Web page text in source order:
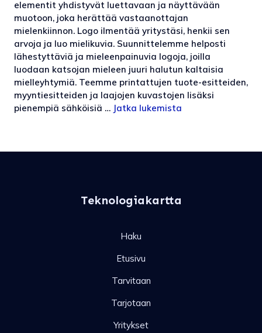
elementit yhdistyvät luettavaan ja näyttävään
muotoon, joka herättää vastaanottajan
mielenkiinnon. Logo ilmentää yritystäsi, henkii sen
arvoja ja luo mielikuvia. Suunnittelemme helposti
lähestyttäviä ja mieleenpainuvia logoja, joilla
luodaan katsojan mieleen juuri halutun kaltaisia
mielleyhtymiä. Teemme printattujen tuote-esitteiden,
myyntiesitteiden ja laajojen kuvastojen lisäksi
pienempiä sähköisiä … Jatka lukemista
Teknologiakartta
Haku
Etusivu
Tarvitaan
Tarjotaan
Yritykset